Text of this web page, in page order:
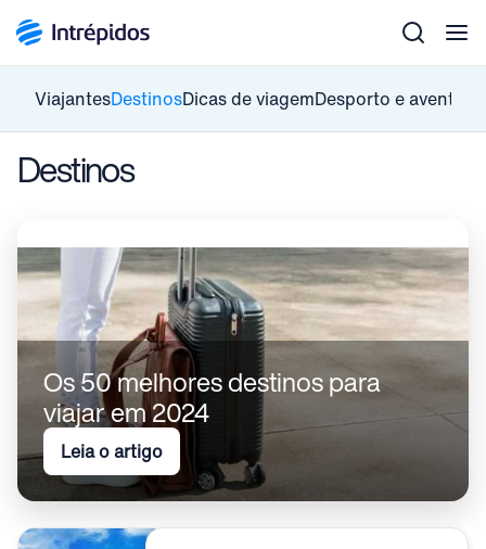
ViajantesDestinosDicas de viagemDesporto e aventura
Destinos
Os 50 melhores destinos para
viajar em 2024
Leia o artigo